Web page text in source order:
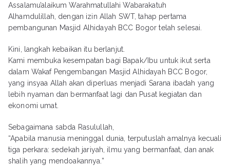
Assalamu’alaikum Warahmatullahi Wabarakatuh
Alhamdulillah, dengan izin Allah SWT, tahap pertama
pembangunan Masjid Alhidayah BCC Bogor telah selesai.
Kini, langkah kebaikan itu berlanjut.
Kami membuka kesempatan bagi Bapak/Ibu untuk ikut serta
dalam Wakaf Pengembangan Masjid Alhidayah BCC Bogor,
yang insyaa Allah akan diperluas menjadi Sarana ibadah yang
lebih nyaman dan bermanfaat lagi dan Pusat kegiatan dan
ekonomi umat.
Sebagaimana sabda Rasulullah,
“Apabila manusia meninggal dunia, terputuslah amalnya kecuali
tiga perkara: sedekah jariyah, ilmu yang bermanfaat, dan anak
shalih yang mendoakannya.”